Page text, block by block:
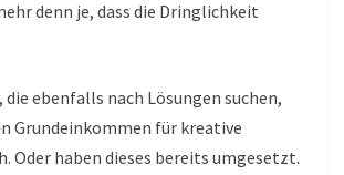
denn je, dass die Dringlichkeit
die ebenfalls nach Lösungen suchen,
Grundeinkommen für kreative
Oder haben dieses bereits umgesetzt.